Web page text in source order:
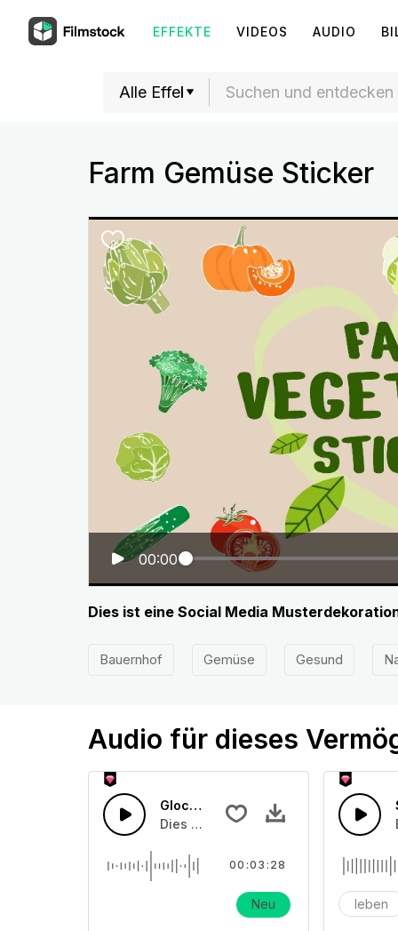
EFFEKTE VIDEOS AUDIO
Farm Gemüse Sticker
00:00
Dies ist eine Social Media
Bauernhof Gemüse Gesund
Audio für dieses
Glocken des Weideteams
Dies ist ein Soundeffekt über
00:03:28
Neu leben